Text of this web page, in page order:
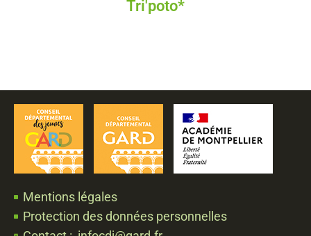
Tri'poto*
Mentions légales
Protection des données personnelles